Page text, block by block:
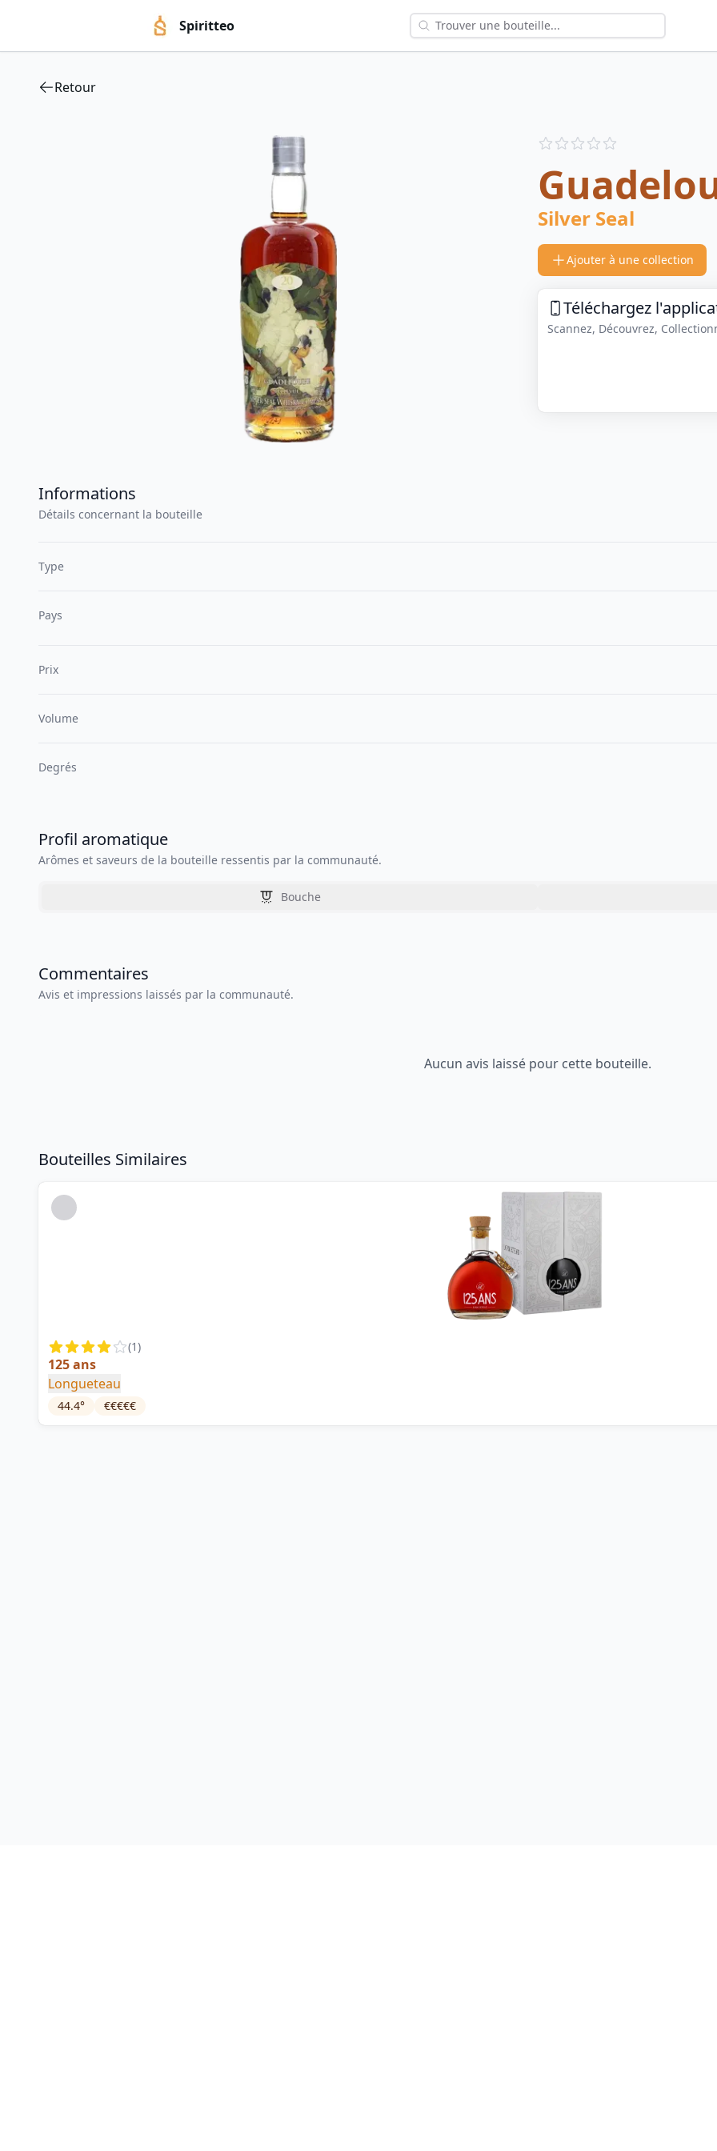
Spiritteo
Retour
Reviews
Silver Seal
Ajouter à une collection
Téléchargez
Scannez, Découvrez,
Informations
Détails concernant la bouteille
Type
Pays
Prix
Volume
Degrés
Profil aromatique
Arômes et saveurs de la bouteille ressentis par la communauté.
Bouche
Commentaires
Avis et impressions laissés par la communauté.
Aucun avis laissé pour cette bouteille.
Bouteilles Similaires
(1)
125 ans
Longueteau
44.4° €€€€€